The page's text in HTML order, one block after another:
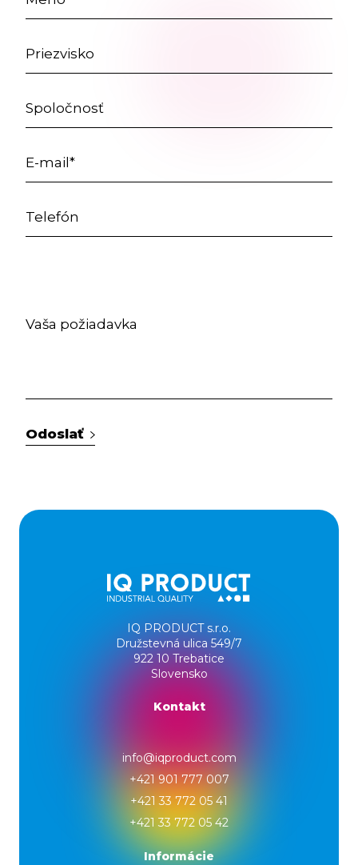
Odoslať
IQ PRODUCT s.r.o.
Družstevná ulica 549/7
922 10 Trebatice
Slovensko
Kontakt
info@iqproduct.com
+421 901 777 007
+421 33 772 05 41
+421 33 772 05 42
Informácie